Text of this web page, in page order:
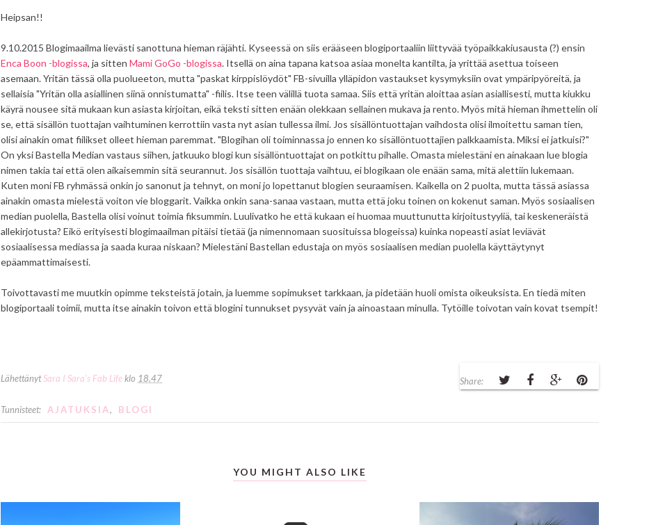
Heipsan!!
9.10.2015 Blogimaailma lievästi sanottuna hieman räjähti. Kyseessä on siis erääseen blogiportaaliin liittyvää työpaikkakiusausta (?) ensin
Enca Boon -blogissa, ja sitten Mami GoGo -blogissa. Itsellä on aina tapana katsoa asiaa monelta kantilta, ja yrittää asettua toiseen
asemaan. Yritän tässä olla puolueeton, mutta "paskat kirppislöydöt" FB-sivuilla ylläpidon vastaukset kysymyksiin ovat ympäripyöreitä, ja
sellaisia "Yritän olla asiallinen siinä onnistumatta" -fiilis. Itse teen välillä tuota samaa. Siis että yritän aloittaa asian asiallisesti, mutta kiukku
käyrä nousee sitä mukaan kun asiasta kirjoitan, eikä teksti sitten enään olekkaan sellainen mukava ja rento. Myös mitä hieman ihmettelin oli
se, että sisällön tuottajan vaihtuminen kerrottiin vasta nyt asian tullessa ilmi. Jos sisällöntuottajan vaihdosta olisi ilmoitettu saman tien,
olisi ainakin omat fiilikset olleet hieman paremmat. "Blogihan oli toiminnassa jo ennen ko sisällöntuottajien palkkaamista. Miksi ei jatkuisi?"
On yksi Bastella Median vastaus siihen, jatkuuko blogi kun sisällöntuottajat on potkittu pihalle. Omasta mielestäni en ainakaan lue blogia
nimen takia tai että olen aikaisemmin sitä seurannut. Jos sisällön tuottaja vaihtuu, ei blogikaan ole enään sama, mitä alettiin lukemaan.
Kuten moni FB ryhmässä onkin jo sanonut ja tehnyt, on moni jo lopettanut blogien seuraamisen. Kaikella on 2 puolta, mutta tässä asiassa
ainakin omasta mielestä voiton vie bloggarit. Vaikka onkin sana-sanaa vastaan, mutta että joku toinen on kokenut saman. Myös sosiaalisen
median puolella, Bastella olisi voinut toimia fiksummin. Luulivatko he että kukaan ei huomaa muuttunutta kirjoitustyyliä, tai keskeneräistä
allekirjotusta? Eikö erityisesti blogimaailman pitäisi tietää (ja nimennomaan suosituissa blogeissa) kuinka nopeasti asiat leviävät
sosiaalisessa mediassa ja saada kuraa niskaan? Mielestäni Bastellan edustaja on myös sosiaalisen median puolella käyttäytynyt
epäammattimaisesti.
Toivottavasti me muutkin opimme teksteistä jotain, ja luemme sopimukset tarkkaan, ja pidetään huoli omista oikeuksista. En tiedä miten
blogiportaali toimii, mutta itse ainakin toivon että blogini tunnukset pysyvät vain ja ainoastaan minulla. Tytöille toivotan vain kovat tsempit!
LähettänytSara I Sara's Fab Lifeklo 18.47 Share:
Tunnisteet: AJATUKSIA, BLOGI
YOU MIGHT ALSO LIKE